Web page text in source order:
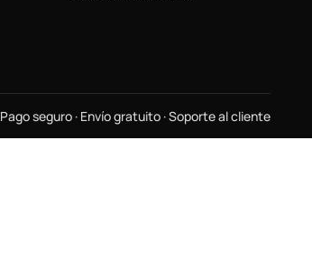
Pago seguro · Envío gratuito · Soporte al cliente